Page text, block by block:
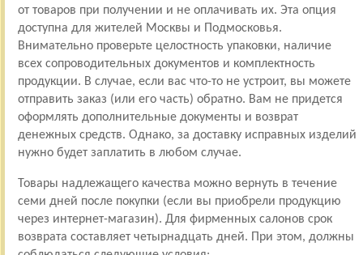
от товаров при получении и не оплачивать их. Эта опция
доступна для жителей Москвы и Подмосковья.
Внимательно проверьте целостность упаковки, наличие
всех сопроводительных документов и комплектность
продукции. В случае, если вас что-то не устроит, вы можете
отправить заказ (или его часть) обратно. Вам не придется
оформлять дополнительные документы и возврат
денежных средств. Однако, за доставку исправных изделий
нужно будет заплатить в любом случае.
Товары надлежащего качества можно вернуть в течение
семи дней после покупки (если вы приобрели продукцию
через интернет-магазин). Для фирменных салонов срок
возврата составляет четырнадцать дней. При этом, должны